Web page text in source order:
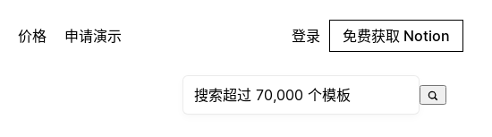
价格 申请演示 登录 免费获取 Notion